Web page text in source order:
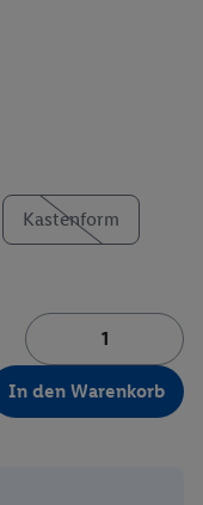
Kastenform
In den Warenkorb